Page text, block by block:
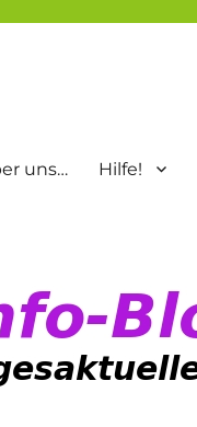
uns… Hilfe!